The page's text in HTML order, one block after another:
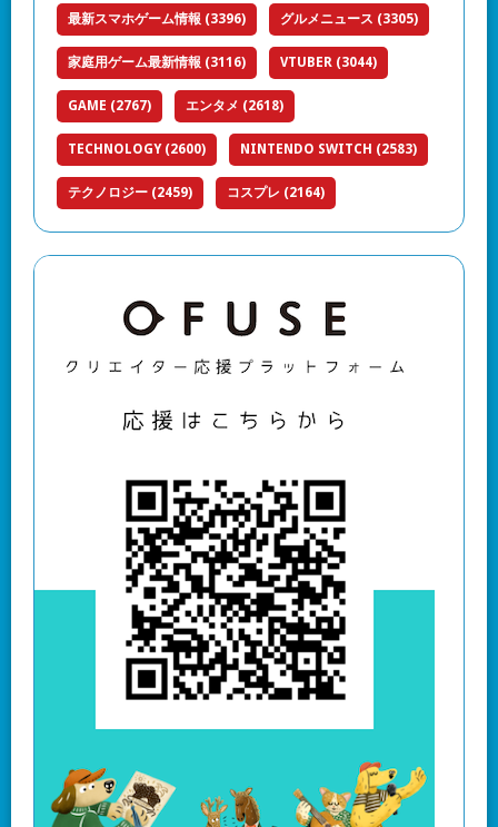
最新スマホゲーム情報 (3396) グルメニュース (3305)
家庭用ゲーム最新情報 (3116) VTUBER (3044)
GAME (2767) エンタメ (2618)
TECHNOLOGY(2600) NINTENDO SWITCH (2583)
テクノロジー (2459) コスプレ (2164)